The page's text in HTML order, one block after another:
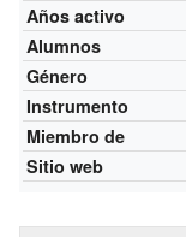
Años activo
Alumnos
Género
Instrumento
Miembro de
Sitio web